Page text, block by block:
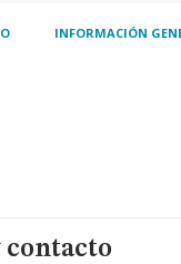
INFORMACIÓN